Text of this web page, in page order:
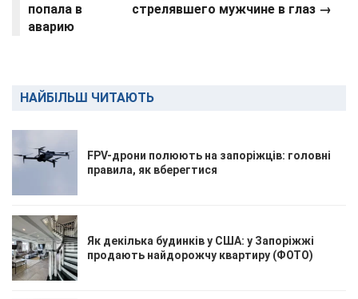
попала в
аварию
стрелявшего мужчине в глаз →
НАЙБІЛЬШ ЧИТАЮТЬ
FPV-дрони полюють на запоріжців: головні
правила, як вберегтися
Як декілька будинків у США: у Запоріжжі
продають найдорожчу квартиру (ФОТО)